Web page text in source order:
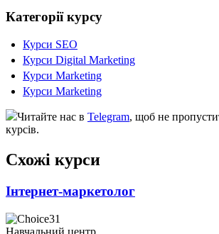
Категорії курсу
Курси SEO
Курси Digital Marketing
Курси Marketing
Курси Marketing
Читайте нас в Telegram, щоб не
курсів.
Схожі курси
Інтернет-маркетолог
Навчальний центр